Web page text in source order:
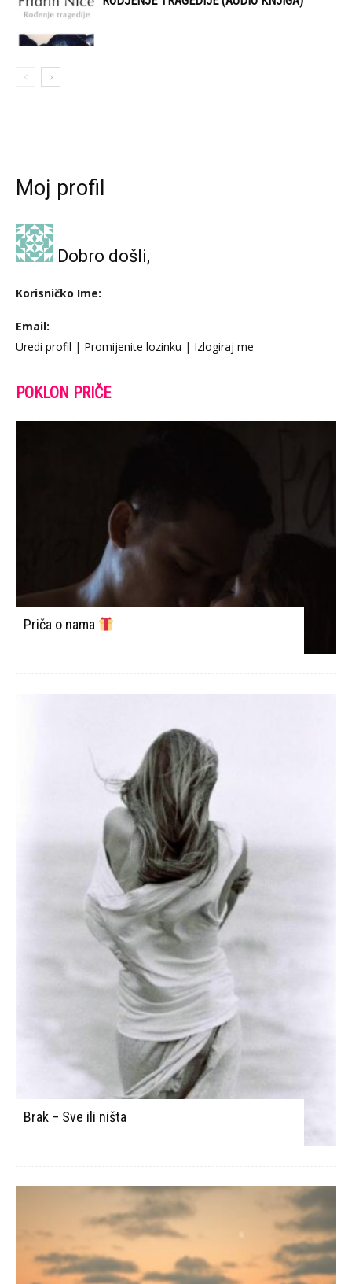
Moj profil
Dobro došli,
Korisničko Ime:
Email:
Uredi profil | Promijenite lozinku | Izlogiraj me
POKLON PRIČE
Priča o nama
Brak – Sve ili ništa